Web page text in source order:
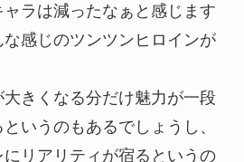
ラは減ったなぁと感じます
感じのツンツンヒロインが
きくなる分だけ魅力が一段
いうのもあるでしょうし、
リアリティが宿るというの